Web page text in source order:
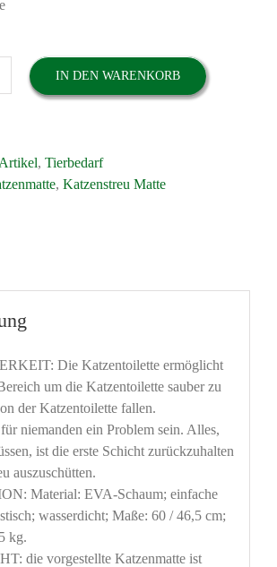
IN DEN WARENKORB
, Tierbedarf
, Katzenstreu Matte
Die Katzentoilette ermöglicht
um die Katzentoilette sauber zu
der Katzentoilette fallen.
niemanden ein Problem sein. Alles,
ist die erste Schicht zurückzuhalten
auszuschütten.
Material: EVA-Schaum; einfache
wasserdicht; Maße: 60 / 46,5 cm;
kg.
die vorgestellte Katzenmatte ist